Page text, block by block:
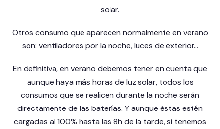
solar.
Otros consumo que aparecen normalmente en verano
son: ventiladores por la noche, luces de exterior…
En definitiva, en verano debemos tener en cuenta que
aunque haya más horas de luz solar, todos los
consumos que se realicen durante la noche serán
directamente de las baterías. Y aunque éstas estén
cargadas al 100% hasta las 8h de la tarde, si tenemos